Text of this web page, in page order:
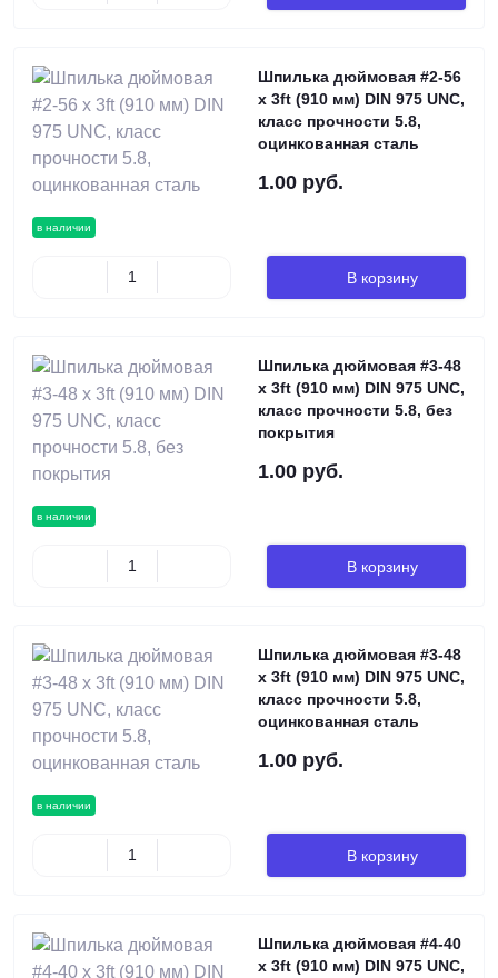
в наличии
Шпилька дюймовая #2-56
х 3ft (910 мм) DIN 975 UNC,
класс прочности 5.8,
оцинкованная сталь
1.00 руб.
В корзину
в наличии
Шпилька дюймовая #3-48
х 3ft (910 мм) DIN 975 UNC,
класс прочности 5.8, без
покрытия
1.00 руб.
В корзину
в наличии
Шпилька дюймовая #3-48
х 3ft (910 мм) DIN 975 UNC,
класс прочности 5.8,
оцинкованная сталь
1.00 руб.
В корзину
Шпилька дюймовая #4-40
х 3ft (910 мм) DIN 975 UNC,